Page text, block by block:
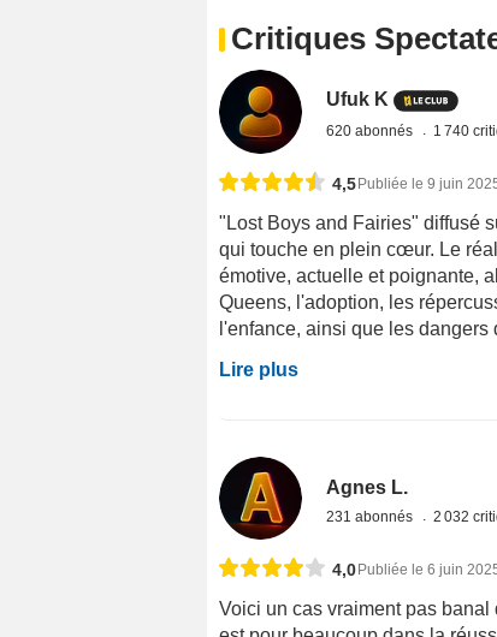
Critiques
Ufuk K
620 abonnés 1 740
4,5Publiée le 9 juin
"Lost Boys and Fairies" diffusé
qui touche en plein cœur. Le
émotive, actuelle et poignante,
Queens, l'adoption, les
l'enfance, ainsi que les
Lire plus
Agnes L.
231 abonnés 2 032
4,0Publiée le 6 juin
Voici un cas vraiment pas